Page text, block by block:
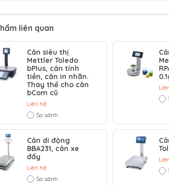
hình Hiển thị Rõ
có một màn hình LCD cao 60 mm với
trong mọi điều kiện ánh sáng.
liên quan
Cân siêu thị
Mettler Toledo
bPlus, cân tính
tiền, cân in nhãn.
Thay thế cho cân
bCom cũ
Liên hệ
So sánh
Cân di động
BBA231, cân xe
đẩy
Liên hệ
So sánh